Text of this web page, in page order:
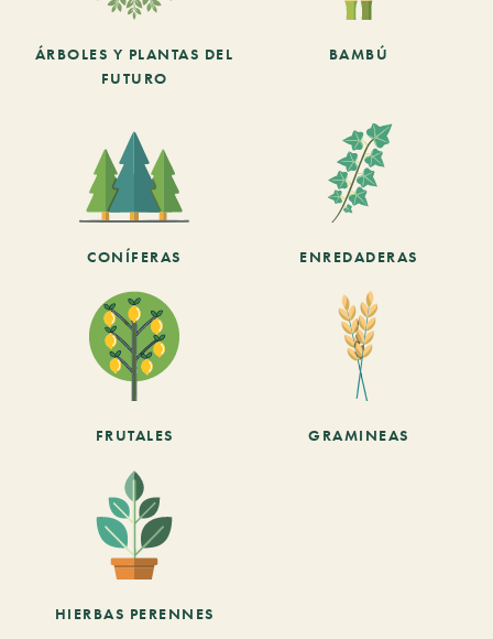
ÁRBOLES Y PLANTAS DEL
FUTURO
BAMBÚ
CONÍFERAS ENREDADERAS
FRUTALES GRAMINEAS
HIERBAS PERENNES